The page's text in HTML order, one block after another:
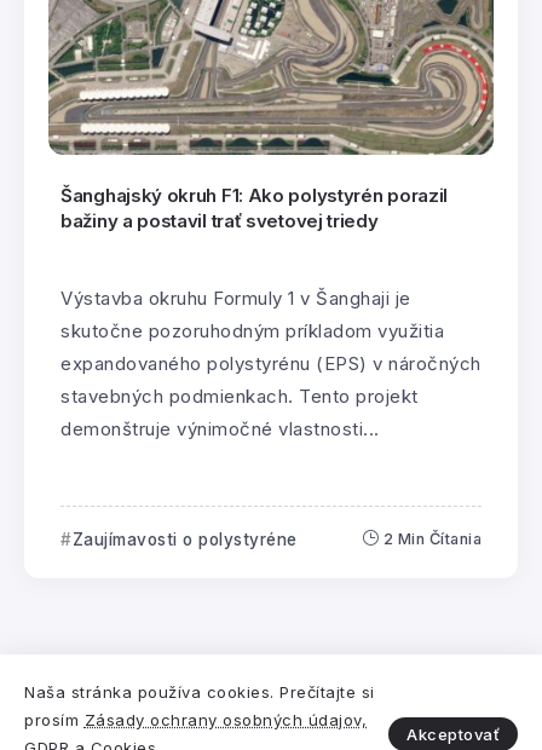
Šanghajský okruh F1: Ako polystyrén porazil
bažiny a postavil trať svetovej triedy
Výstavba okruhu Formuly 1 v Šanghaji je
skutočne pozoruhodným príkladom využitia
expandovaného polystyrénu (EPS) v náročných
stavebných podmienkach. Tento projekt
demonštruje výnimočné vlastnosti...
Zaujímavosti o polystyréne 2 Min Čítania
PreZdruženie EPS SRvytvorilaDigitálna a
marketingová agentúra Webiano.
Naša stránka používa cookies. Prečítajte si
prosím Zásady ochrany osobných údajov,
Akceptovať